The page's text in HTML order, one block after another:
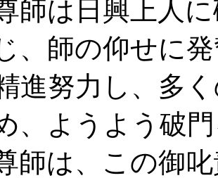
師は日興上人
、師の仰せに
進努力し、多
、ようよう破
師は、この御